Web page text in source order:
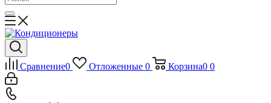
Сравнение0 Отложенные 0 Корзина0 0